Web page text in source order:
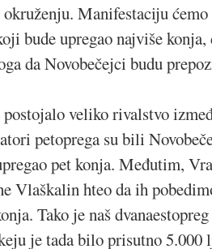
Manifestaciju
bude upregao najviše
da Novobečejci budu
veliko rivalstvo
petoprega su bili
pet konja. Međutim,
Vlaškalin hteo da ih
Tako je naš
je tada bilo prisutno